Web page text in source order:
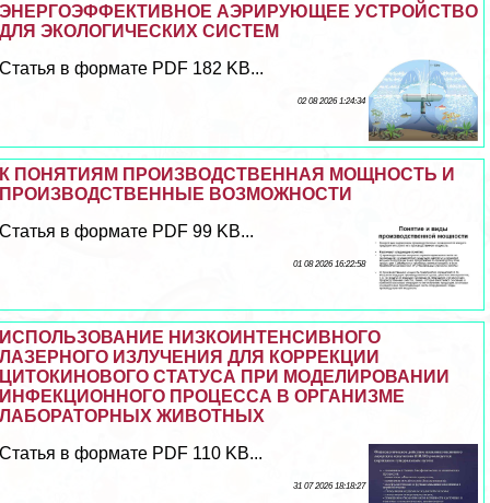
ЭНЕРГОЭФФЕКТИВНОЕ АЭРИРУЮЩЕЕ УСТРОЙСТВО
ДЛЯ ЭКОЛОГИЧЕСКИХ СИСТЕМ
Статья в формате PDF 182 KB...
02 08 2026 1:24:34
К ПОНЯТИЯМ ПРОИЗВОДСТВЕННАЯ МОЩНОСТЬ И
ПРОИЗВОДСТВЕННЫЕ ВОЗМОЖНОСТИ
Статья в формате PDF 99 KB...
01 08 2026 16:22:58
ИСПОЛЬЗОВАНИЕ НИЗКОИНТЕНСИВНОГО
ЛАЗЕРНОГО ИЗЛУЧЕНИЯ ДЛЯ КОРРЕКЦИИ
ЦИТОКИНОВОГО СТАТУСА ПРИ МОДЕЛИРОВАНИИ
ИНФЕКЦИОННОГО ПРОЦЕССА В ОРГАНИЗМЕ
ЛАБОРАТОРНЫХ ЖИВОТНЫХ
Статья в формате PDF 110 KB...
31 07 2026 18:18:27